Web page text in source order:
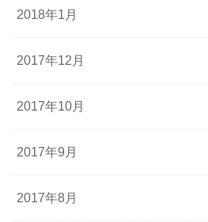
2018年1月
2017年12月
2017年10月
2017年9月
2017年8月